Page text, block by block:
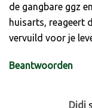
de gangbare ggz
huisarts, reageert
vervuild voor je
Beantwoorden
Didi